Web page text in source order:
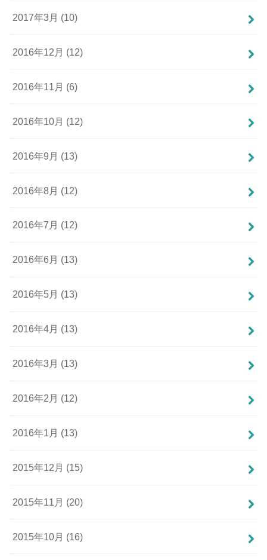
2017年3月 (10)
2016年12月 (12)
2016年11月 (6)
2016年10月 (12)
2016年9月 (13)
2016年8月 (12)
2016年7月 (12)
2016年6月 (13)
2016年5月 (13)
2016年4月 (13)
2016年3月 (13)
2016年2月 (12)
2016年1月 (13)
2015年12月 (15)
2015年11月 (20)
2015年10月 (16)